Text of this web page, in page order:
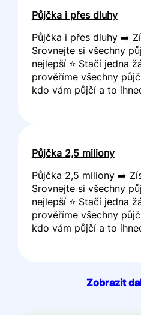
Půjčka i přes dluhy
Půjčka i přes dluhy ➡️
Srovnejte si všechny
nejlepší ⭐ Stačí jedna
prověříme všechny
kdo vám půjčí a to
Půjčka 2,5 miliony
Půjčka 2,5 miliony ➡️
Srovnejte si všechny
nejlepší ⭐ Stačí jedna
prověříme všechny
kdo vám půjčí a to
Zobrazit